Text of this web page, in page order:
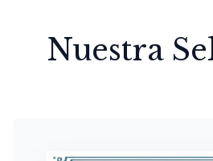
Nuestra